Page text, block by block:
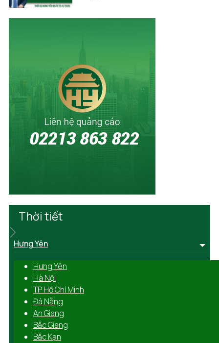
Thời tiết
Hưng Yên
Hưng Yên
Hà Nội
TP Hồ Chí Minh
Đà Nẵng
An Giang
Bắc Giang
Bắc Kạn